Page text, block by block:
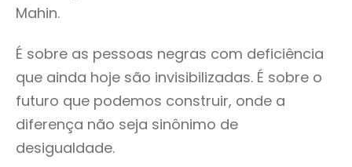
Mahin.
É sobre as pessoas negras com deficiência
que ainda hoje são invisibilizadas. É sobre o
futuro que podemos construir, onde a
diferença não seja sinônimo de
desigualdade.